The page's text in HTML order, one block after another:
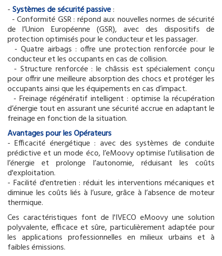
-Systèmes de sécurité passive:
- Conformité GSR : répond aux nouvelles normes de sécurité
de l’Union Européenne (GSR), avec des dispositifs de
protection optimisés pour le conducteur et les passager.
- Quatre airbags : offre une protection renforcée pour le
conducteur et les occupants en cas de collision.
- Structure renforcée : le châssis est spécialement conçu
pour offrir une meilleure absorption des chocs et protéger les
occupants ainsi que les équipements en cas d’impact.
- Freinage régénératif intelligent : optimise la récupération
d’énergie tout en assurant une sécurité accrue en adaptant le
freinage en fonction de la situation.
Avantages pour les Opérateurs
- Efficacité énergétique : avec des systèmes de conduite
prédictive et un mode éco, l’eMoovy optimise l’utilisation de
l’énergie et prolonge l’autonomie, réduisant les coûts
d'exploitation.
- Facilité d'entretien : réduit les interventions mécaniques et
diminue les coûts liés à l’usure, grâce à l’absence de moteur
thermique.
Ces caractéristiques font de l'IVECO eMoovy une solution
polyvalente, efficace et sûre, particulièrement adaptée pour
les applications professionnelles en milieux urbains et à
faibles émissions.